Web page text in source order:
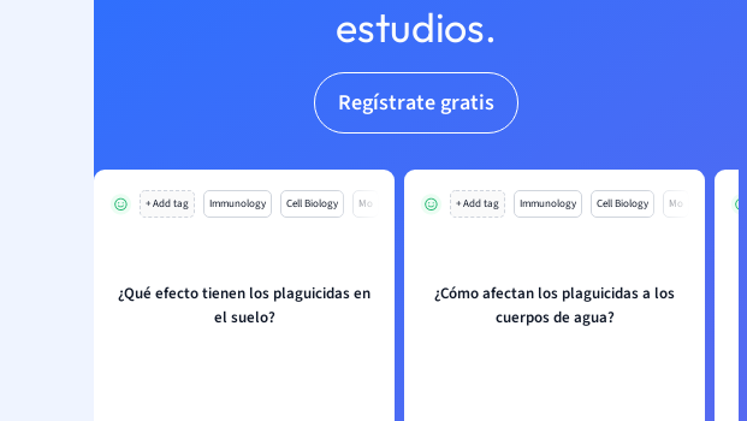
estudios.
Regístrate gratis
+ Add tag Immunology Cell Biology Mo
¿Qué efecto tienen los plaguicidas en
el suelo?
+ Add tag Immunology Cell Biology Mo
¿Cómo afectan los plaguicidas a los
cuerpos de agua?